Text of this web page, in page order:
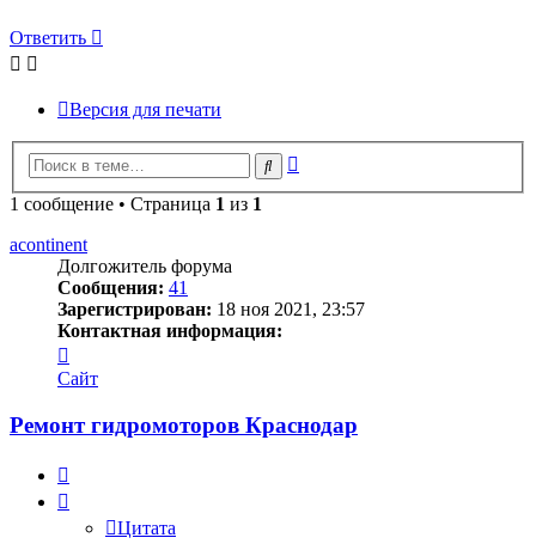
Ответить
Версия для печати
Поиск
1 сообщение • Страница 1 из 1
acontinent
Долгожитель форума
Сообщения: 41
Зарегистрирован: 18 ноя 2021, 23:57
Контактная информация:
информация
пользователя
Сайт
Ремонт гидромоторов Краснодар
Цитата